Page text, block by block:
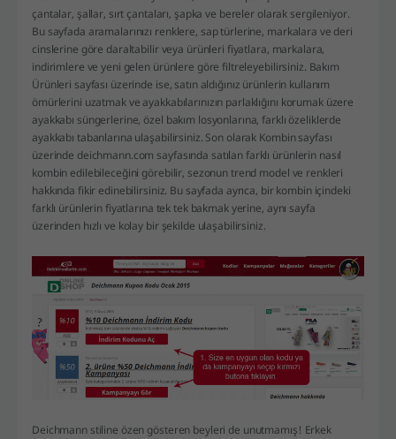
çantalar, şallar, sırt çantaları, şapka ve bereler olarak sergileniyor.
Bu sayfada aramalarınızı renklere, sap türlerine, markalara ve deri
cinslerine göre daraltabilir veya ürünleri fiyatlara, markalara,
indirimlere ve yeni gelen ürünlere göre filtreleyebilirsiniz. Bakım
Ürünleri sayfası üzerinde ise, satın aldığınız ürünlerin kullanım
ömürlerini uzatmak ve ayakkabılarınızın parlaklığını korumak üzere
ayakkabı süngerlerine, özel bakım losyonlarına, farklı özeliklerde
ayakkabı tabanlarına ulaşabilirsiniz. Son olarak Kombin sayfası
üzerinde deichmann.com sayfasında satılan farklı ürünlerin nasıl
kombin edilebileceğini görebilir, sezonun trend model ve renkleri
hakkında fikir edinebilirsiniz. Bu sayfada ayrıca, bir kombin içindeki
farklı ürünlerin fiyatlarına tek tek bakmak yerine, aynı sayfa
üzerinden hızlı ve kolay bir şekilde ulaşabilirsiniz.
Deichmann stiline özen gösteren beyleri de unutmamış! Erkek